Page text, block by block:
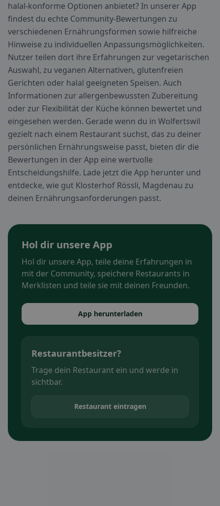
halal-konforme Optionen anbietet? In unserer App
findest du echte Community-Bewertungen zu
verschiedenen Ernährungsformen sowie hilfreiche
Hinweise zu individuellen Anpassungsmöglichkeiten.
Nutzer teilen dort ihre Erfahrungen zur vegetarischen
Auswahl, zu veganen Alternativen, glutenfreien
Gerichten oder halal geeigneten Speisen. Auch
Informationen zur allergenbewussten Zubereitung
oder zur Flexibilität der Küche können bewertet und
eingesehen werden. Gerade wenn du in Wolfertswil
gezielt nach einem Restaurant suchst, das zu deiner
persönlichen Ernährungsweise passt, bieten dir die
Bewertungen in der App eine wertvolle
Entscheidungshilfe. Lade jetzt die App herunter und
entdecke, wie gut Klosterhof Rössli, Magdenau zu
deinen Ernährungsanforderungen passt.
Hol dir unsere App
Hol dir unsere App, teile deine Erfahrungen in
mit der Community, speichere Restaurants in
Merklisten und teile sie mit deinen Freunden.
App herunterladen
Restaurantbesitzer?
Trage dein Restaurant ein und werde in
sichtbar.
Restaurant eintragen